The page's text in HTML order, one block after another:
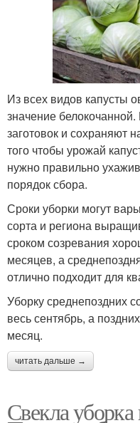
Из всех видов капусты
значение
заготовок и сохраняют
того чтобы урожай
нужно правильно
порядок сбора.
Сроки уборки могут
сорта и региона
сроком созревания
месяцев, а
отлично подходит для
Уборку среднепоздних
весь сентябрь, а
месяц.
читать дальше →
Свекла